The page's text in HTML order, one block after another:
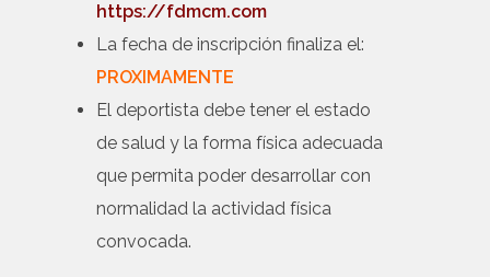
https://fdmcm.com
La fecha de inscripción finaliza el:
PROXIMAMENTE
El deportista debe tener el estado
de salud y la forma física adecuada
que permita poder desarrollar con
normalidad la actividad física
convocada.